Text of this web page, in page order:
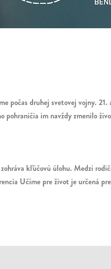
počas druhej svetovej vojny. 21.
pohraničia im navždy zmenilo
kľúčovú úlohu. Medzi
Učíme pre život je určená